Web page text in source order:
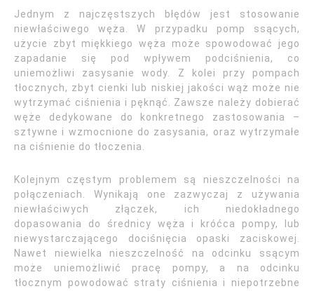
Jednym z najczęstszych błędów jest stosowanie
niewłaściwego węża. W przypadku pomp ssących,
użycie zbyt miękkiego węża może spowodować jego
zapadanie się pod wpływem podciśnienia, co
uniemożliwi zasysanie wody. Z kolei przy pompach
tłocznych, zbyt cienki lub niskiej jakości wąż może nie
wytrzymać ciśnienia i pęknąć. Zawsze należy dobierać
węże dedykowane do konkretnego zastosowania –
sztywne i wzmocnione do zasysania, oraz wytrzymałe
na ciśnienie do tłoczenia.
Kolejnym częstym problemem są nieszczelności na
połączeniach. Wynikają one zazwyczaj z używania
niewłaściwych złączek, ich niedokładnego
dopasowania do średnicy węża i króćca pompy, lub
niewystarczającego dociśnięcia opaski zaciskowej.
Nawet niewielka nieszczelność na odcinku ssącym
może uniemożliwić pracę pompy, a na odcinku
tłocznym powodować straty ciśnienia i niepotrzebne